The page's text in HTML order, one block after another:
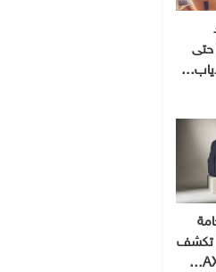
حتى
العملية.. TUMI تكشف